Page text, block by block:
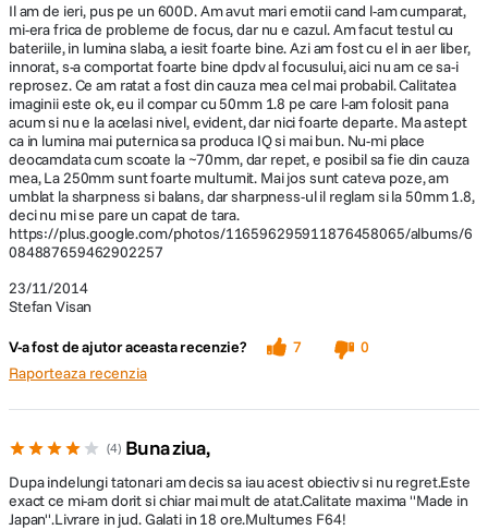
23/11/2014
Stefan Visan
Il am de ieri, pus pe un 600D. Am avut mari emotii cand l-am cumparat,
mi-era frica de probleme de focus, dar nu e cazul. Am facut testul cu
bateriile, in lumina slaba, a iesit foarte bine. Azi am fost cu el in aer liber,
innorat, s-a comportat foarte bine dpdv al focusului, aici nu am ce sa-i
reprosez. Ce am ratat a fost din cauza mea cel mai probabil. Calitatea
imaginii este ok, eu il compar cu 50mm 1.8 pe care l-am folosit pana
acum si nu e la acelasi nivel, evident, dar nici foarte departe. Ma astept
ca in lumina mai puternica sa produca IQ si mai bun. Nu-mi place
deocamdata cum scoate la ~70mm, dar repet, e posibil sa fie din cauza
mea, La 250mm sunt foarte multumit. Mai jos sunt cateva poze, am
umblat la sharpness si balans, dar sharpness-ul il reglam si la 50mm 1.8,
deci nu mi se pare un capat de tara.
https://plus.google.com/photos/116596295911876458065/albums/6
084887659462902257
V-a fost de ajutor aceasta recenzie? 7
0
Raporteaza recenzia
4 Buna ziua,
Dupa indelungi tatonari am decis sa iau acest obiectiv si nu regret.Este
exact ce mi-am dorit si chiar mai mult de atat.Calitate maxima ''Made in
Japan''.Livrare in jud. Galati in 18 ore.Multumes F64!